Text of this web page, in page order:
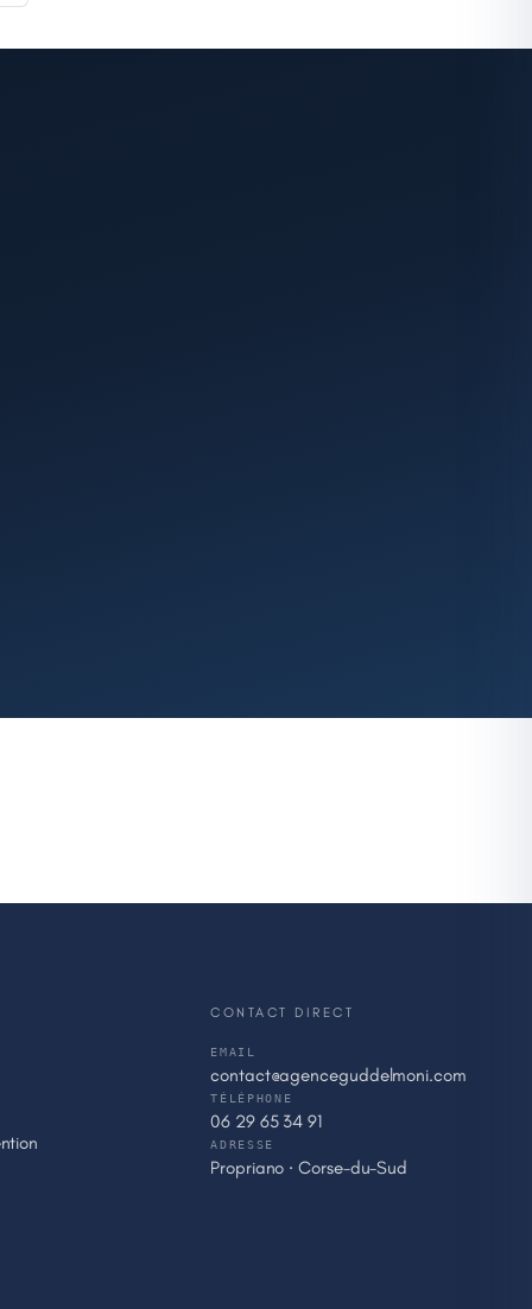
CONTACT DIRECT
EMAIL
contact@agenceguddelmoni.com
TÉLÉPHONE
06 29 65 34 91
ADRESSE
Propriano · Corse-du-Sud